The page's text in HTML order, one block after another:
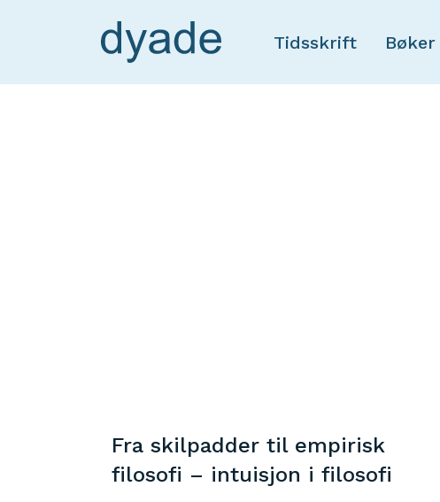
Tidsskrift Bøker
Fra skilpadder til empirisk
filosofi – intuisjon i filosofi